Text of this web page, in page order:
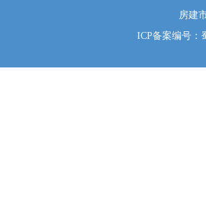
房建
ICP备案编号：